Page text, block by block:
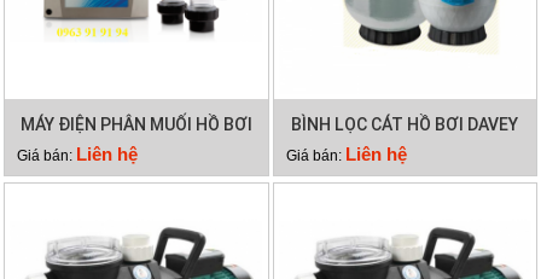
MÁY ĐIỆN PHÂN MUỐI HỒ BƠI
WATERCO HYDROCHLOR
MINERAL 5000
Giá bán: Liên hệ
BÌNH LỌC CÁT HỒ BƠI DAVEY
DEP2140
Giá bán: Liên hệ